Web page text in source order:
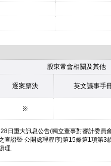
股東常會相關及其他
逐案票決 英文議事手
※
日重大訊息公告(獨立董事對審計委員
查證暨 公開處理程序)第15條第1項第
理.